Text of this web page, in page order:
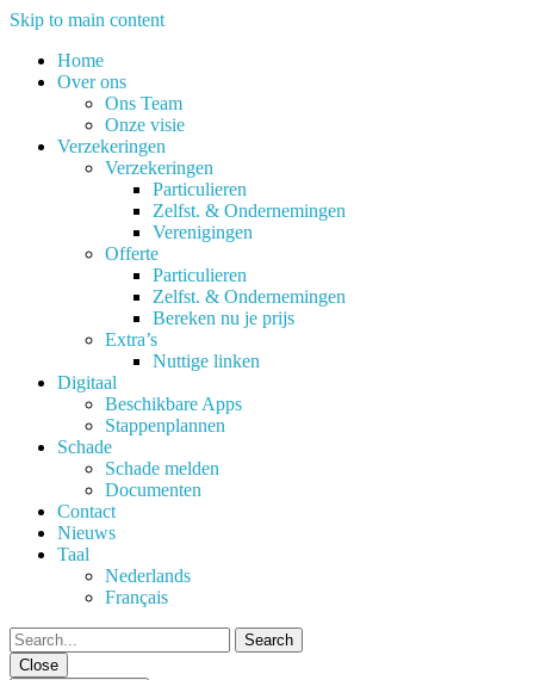
Skip to main content
Home
Over ons
Ons Team
Onze visie
Verzekeringen
Verzekeringen
Particulieren
Zelfst. & Ondernemingen
Verenigingen
Offerte
Particulieren
Zelfst. & Ondernemingen
Bereken nu je prijs
Extra’s
Nuttige linken
Digitaal
Beschikbare Apps
Stappenplannen
Schade
Schade melden
Documenten
Contact
Nieuws
Taal
Nederlands
Français
Close